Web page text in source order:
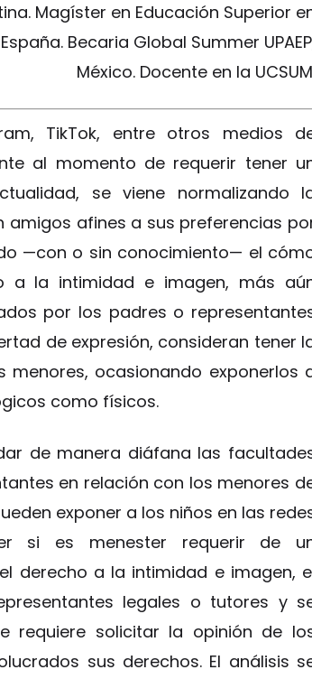
Magíster en Educación Superior
Becaria Global Summer
México. Docente en la
TikTok, entre otros medios
al momento de requerir tener
se viene normalizando
amigos afines a sus preferencias
—con o sin conocimiento— el
a la intimidad e imagen, más
por los padres o
de expresión, consideran tener
ocasionando exponerlos
como físicos.
de manera diáfana las
en relación con los menores
exponer a los niños en las
si es menester requerir de
derecho a la intimidad e imagen,
legales o tutores y
requiere solicitar la opinión de
sus derechos. El análisis